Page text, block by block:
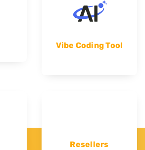
Vibe Coding Tool
Resellers